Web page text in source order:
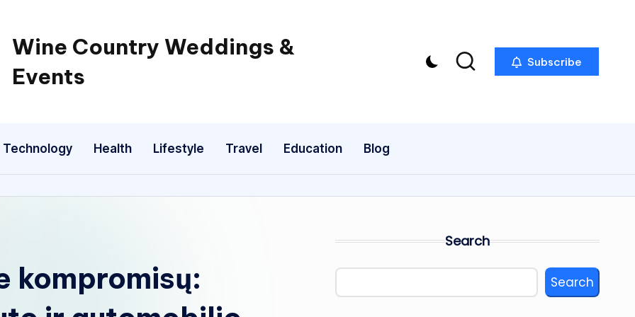
Wine Country Weddings &
Events
Subscribe
Technology Health Lifestyle Travel Education Blog
kompromisų:
Search
Search